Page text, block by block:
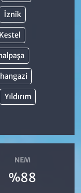
İznik
Kestel
Yıldırım
NEM
%88